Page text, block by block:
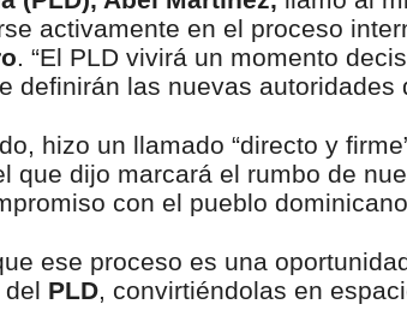
activamente en el proceso
. “El PLD vivirá un momento
definirán las nuevas autoridades
hizo un llamado “directo y
que dijo marcará el rumbo de
con el pueblo
ese proceso es una
PLD, convirtiéndolas en